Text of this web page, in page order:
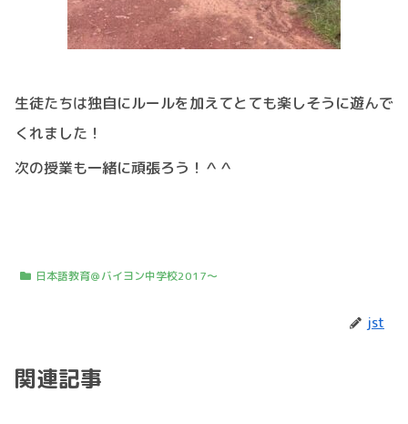
生徒たちは独自にルールを加えてとても楽しそうに遊んで
くれました！
次の授業も一緒に頑張ろう！＾＾
日本語教育＠バイヨン中学校2017～
jst
関連記事